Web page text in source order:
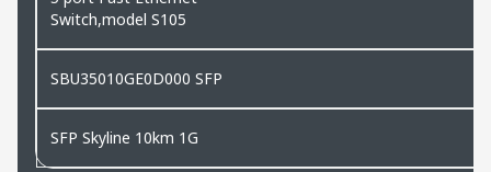
Switch,model S105
SBU35010GE0D000 SFP
SFP Skyline 10km 1G